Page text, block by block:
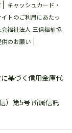
キャッシュカード・
トのご利用にあたっ
会福祉法人 三信福祉協
のお願い
基づく信用金庫代
）第5号 所属信託